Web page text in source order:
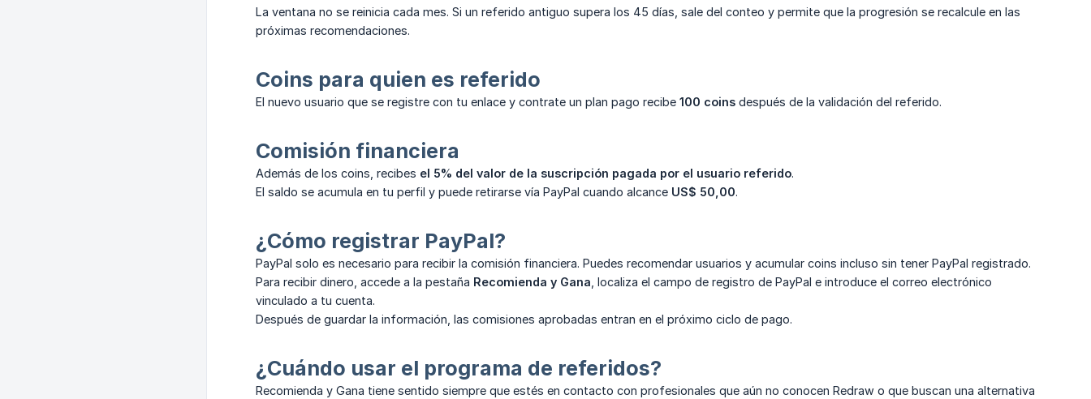
La ventana no se reinicia cada mes. Si un referido antiguo supera los 45 días, sale del conteo y permite que la progresión se recalcule en las
próximas recomendaciones.
Coins para quien es referido
El nuevo usuario que se registre con tu enlace y contrate un plan pago recibe 100 coins después de la validación del referido.
Comisión financiera
Además de los coins, recibes el 5% del valor de la suscripción pagada por el usuario referido.
El saldo se acumula en tu perfil y puede retirarse vía PayPal cuando alcance US$ 50,00.
¿Cómo registrar PayPal?
PayPal solo es necesario para recibir la comisión financiera. Puedes recomendar usuarios y acumular coins incluso sin tener PayPal registrado.
Para recibir dinero, accede a la pestaña Recomienda y Gana , localiza el campo de registro de PayPal e introduce el correo electrónico
vinculado a tu cuenta.
Después de guardar la información, las comisiones aprobadas entran en el próximo ciclo de pago.
¿Cuándo usar el programa de referidos?
Recomienda y Gana tiene sentido siempre que estés en contacto con profesionales que aún no conocen Redraw o que buscan una alternativa